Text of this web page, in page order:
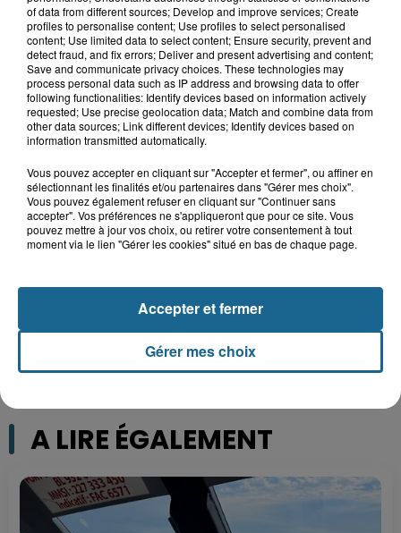
Lucas s'en est allé brutalement...
Disparition inquiétante à Cappelle-
la-Grande : Michael, 41 ans...
conducteur de trottinette...
A LIRE ÉGALEMENT
of data from different sources; Develop and improve services; Create
profiles to personalise content; Use profiles to select personalised
content; Use limited data to select content; Ensure security, prevent and
detect fraud, and fix errors; Deliver and present advertising and content;
Save and communicate privacy choices. These technologies may
process personal data such as IP address and browsing data to offer
following functionalities: Identify devices based on information actively
requested; Use precise geolocation data; Match and combine data from
other data sources; Link different devices; Identify devices based on
information transmitted automatically.
Vous pouvez accepter en cliquant sur "Accepter et fermer", ou affiner en
sélectionnant les finalités et/ou partenaires dans "Gérer mes choix".
Vous pouvez également refuser en cliquant sur "Continuer sans
accepter". Vos préférences ne s'appliqueront que pour ce site. Vous
pouvez mettre à jour vos choix, ou retirer votre consentement à tout
moment via le lien "Gérer les cookies" situé en bas de chaque page.
Gérer mes choix
Accepter et fermer